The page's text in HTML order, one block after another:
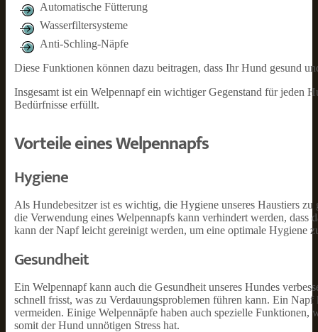
Automatische Fütterung
Wasserfiltersysteme
Anti-Schling-Näpfe
Diese Funktionen können dazu beitragen, dass Ihr Hund gesund
Insgesamt ist ein Welpennapf ein wichtiger Gegenstand für jeden
Bedürfnisse erfüllt.
Vorteile eines Welpennapfs
Hygiene
Als Hundebesitzer ist es wichtig, die Hygiene unseres Haustiers
die Verwendung eines Welpennapfs kann verhindert werden,
kann der Napf leicht gereinigt werden, um eine optimale Hygiene
Gesundheit
Ein Welpennapf kann auch die Gesundheit unseres Hundes
schnell frisst, was zu Verdauungsproblemen führen kann. Ein
vermeiden. Einige Welpennäpfe haben auch spezielle
somit der Hund unnötigen Stress hat.